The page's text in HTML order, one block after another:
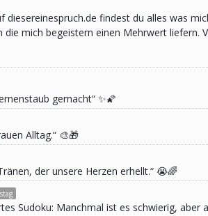
diesereinespruch.de findest du alles was
die mich begeistern einen Mehrwert liefern.
gemacht“ ✨🌠
Alltag.“ 🎨🎁
der unsere Herzen erhellt.“ 😭🌈
Sudoku: Manchmal ist es schwierig,